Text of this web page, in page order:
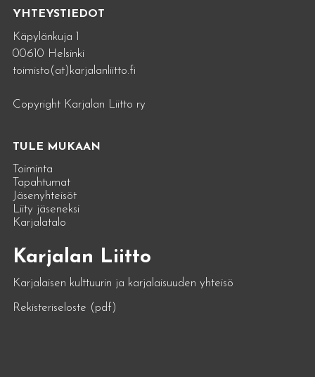
YHTEYSTIEDOT
Käpylänkuja 1
00610 Helsinki
toimisto(at)karjalanliitto.fi
Copyright Karjalan Liitto ry
TULE MUKAAN
Toiminta
Tapahtumat
Jäsenyhteisöt
Liity jäseneksi
Karjalatalo
Karjalan Liitto
Karjalaisen kulttuurin ja karjalaisuuden yhteisö
Rekisteriseloste (pdf)